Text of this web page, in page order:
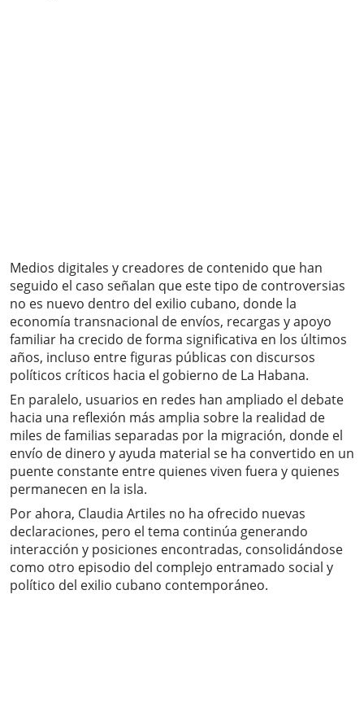
Medios digitales y creadores de contenido que han
seguido el caso señalan que este tipo de controversias
no es nuevo dentro del exilio cubano, donde la
economía transnacional de envíos, recargas y apoyo
familiar ha crecido de forma significativa en los últimos
años, incluso entre figuras públicas con discursos
políticos críticos hacia el gobierno de La Habana.
En paralelo, usuarios en redes han ampliado el debate
hacia una reflexión más amplia sobre la realidad de
miles de familias separadas por la migración, donde el
envío de dinero y ayuda material se ha convertido en un
puente constante entre quienes viven fuera y quienes
permanecen en la isla.
Por ahora, Claudia Artiles no ha ofrecido nuevas
declaraciones, pero el tema continúa generando
interacción y posiciones encontradas, consolidándose
como otro episodio del complejo entramado social y
político del exilio cubano contemporáneo.